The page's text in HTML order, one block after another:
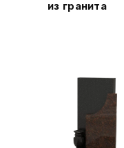
из гранита